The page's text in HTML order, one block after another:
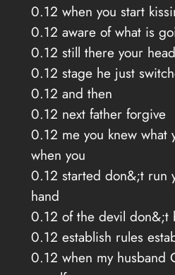
0.12 when you start
0.12 aware of what is
0.12 still there your
0.12 stage he just
0.12 and then
0.12 next father forgive
0.12 me you knew what
when you
0.12 started don&;t run
hand
0.12 of the devil don&;t
0.12 establish rules
0.12 when my husband